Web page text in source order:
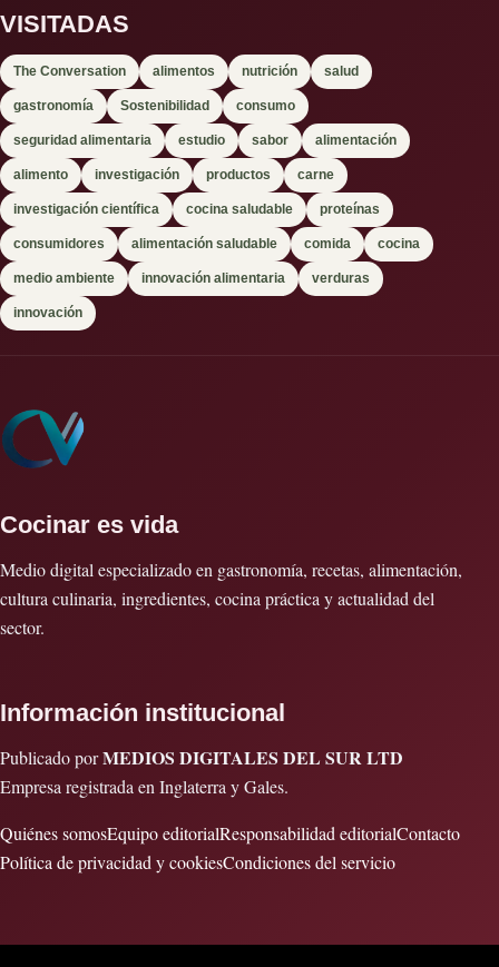
VISITADAS
The Conversation alimentos nutrición salud
gastronomía Sostenibilidad consumo
seguridad alimentaria estudio sabor alimentación
alimento investigación productos carne
investigación científica cocina saludable proteínas
consumidores alimentación saludable comida cocina
medio ambiente innovación alimentaria verduras
innovación
Cocinar es vida
Medio digital especializado en gastronomía, recetas, alimentación,
cultura culinaria, ingredientes, cocina práctica y actualidad del
sector.
Información institucional
Publicado porMEDIOS DIGITALES DEL SUR LTD
Empresa registrada en Inglaterra y Gales.
Quiénes somosEquipo editorialResponsabilidad editorialContacto
Política de privacidad y cookiesCondiciones del servicio